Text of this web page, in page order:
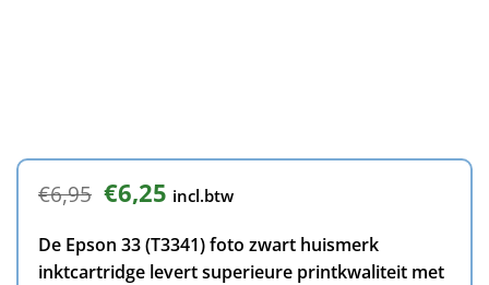
€6,95 Oorspronkelijke
prijs
was:
€6,95.
€6,25Huidige
prijs
is:
€6,25.
incl.btw
De Epson 33 (T3341) foto zwart huismerk
inktcartridge levert superieure printkwaliteit met